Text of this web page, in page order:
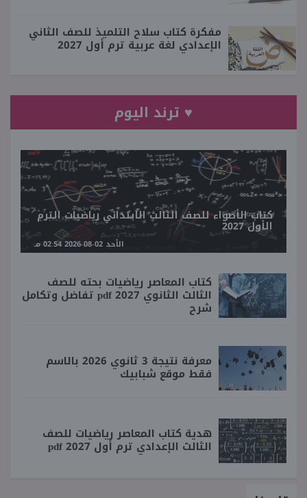
مفكرة كتاب سلاح التلميذ للصف الثاني
الإعدادي لغة عربية ترم أول 2027
♥ ترند اليوم
كتاب الأضواء للصف الثالث الابتدائي رياضيات الترم
الأول 2027
الأحد 02-08-2026 02:54 مـ
كتاب المعاصر رياضيات بحته للصف
الثالث الثانوي 2027 pdf تفاضل وتكامل
شرح
معرفة نتيجة 3 ثانوي 2026 بالاسم
فقط موقع شبابيك
هدية كتاب المعاصر رياضيات للصف
الثالث الإعدادي ترم أول 2027 pdf